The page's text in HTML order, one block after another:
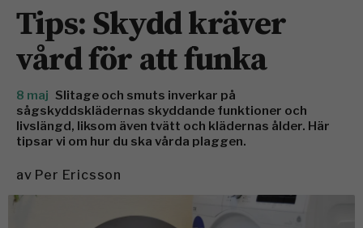
Tips: Skydd kräver
vård för att funka
8 maj Slitage och smuts inverkar på
sågskyddsklädernas skyddande funktioner och
livslängd, liksom även tvätt och klädernas ålder. Här
tipsar vi om hur du ska vårda plaggen.
av Per Ericsson